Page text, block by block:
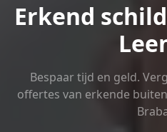
Erkend
Bespaar tijd en geld.
offertes van erkende